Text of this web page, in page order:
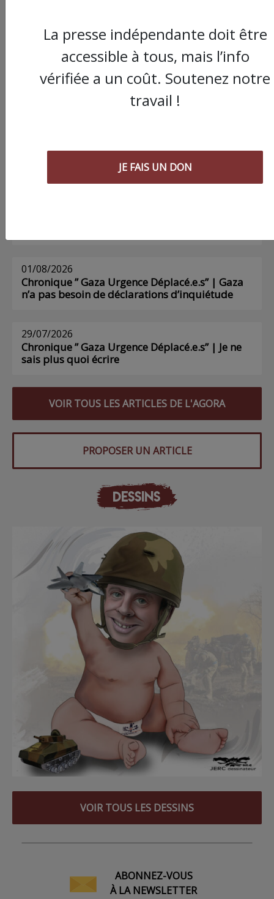
Commander le dernier numéro papier du
Poing !
Voir tous les numéros papier
AGORA
01/08/2026
Chronique ” Gaza Urgence Déplacé.e.s” | Gaza
n’a pas besoin de déclarations d’inquiétude
29/07/2026
Chronique ” Gaza Urgence Déplacé.e.s” | Je ne
sais plus quoi écrire
VOIR TOUS LES ARTICLES DE L'AGORA
PROPOSER UN ARTICLE
DESSINS
VOIR TOUS LES DESSINS
ABONNEZ-VOUS
À LA NEWSLETTER
La presse indépendante doit être
accessible à tous, mais l’info
vérifiée a un coût. Soutenez notre
travail !
JE FAIS UN DON